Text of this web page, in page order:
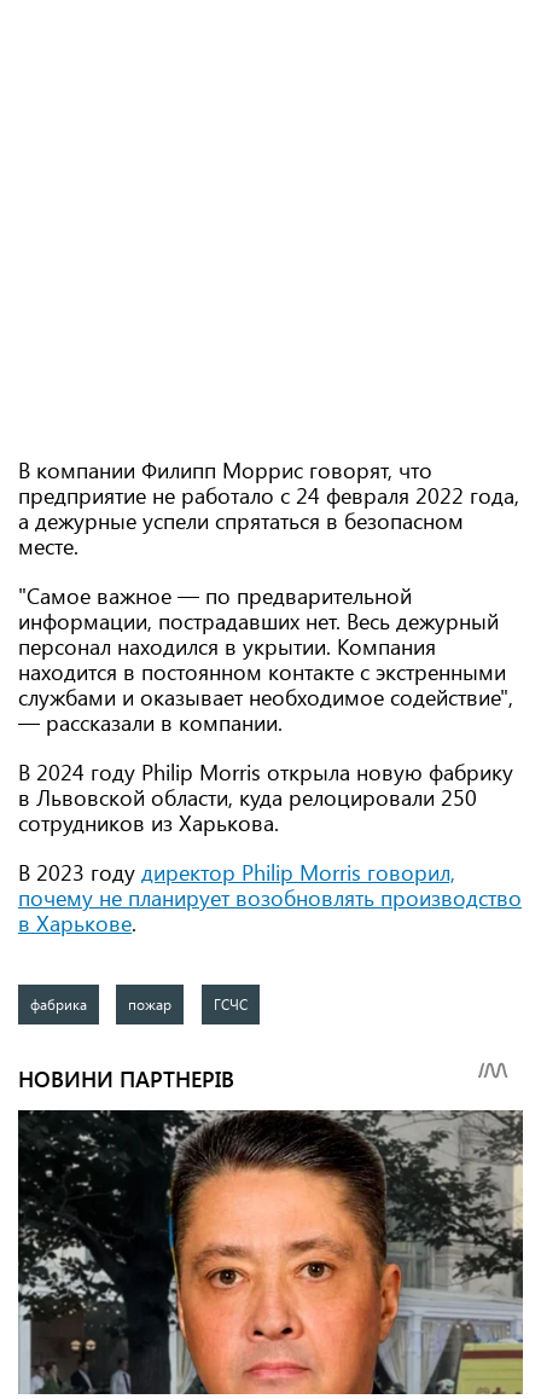
В компании Филипп Моррис говорят, что
предприятие не работало с 24 февраля 2022 года,
а дежурные успели спрятаться в безопасном
месте.
"Самое важное — по предварительной
информации, пострадавших нет. Весь дежурный
персонал находился в укрытии. Компания
находится в постоянном контакте с экстренными
службами и оказывает необходимое содействие",
— рассказали в компании.
В 2024 году Philip Morris открыла новую фабрику
в Львовской области, куда релоцировали 250
сотрудников из Харькова.
В 2023 году директор Philip Morris говорил,
почему не планирует возобновлять производство
в Харькове.
фабрика пожар ГСЧС